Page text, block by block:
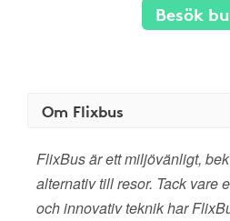
Besök
Om Flixbus
FlixBus är ett miljövänligt,
alternativ till resor. Tack vare
och innovativ teknik har